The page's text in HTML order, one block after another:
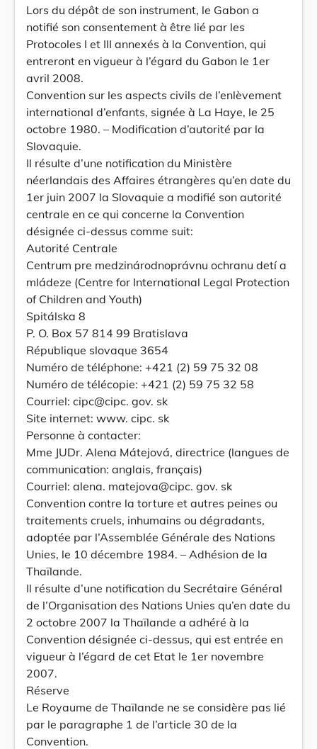
Lors du dépôt de son instrument, le Gabon a
notifié son consentement à être lié par les
Protocoles I et III annexés à la Convention, qui
entreront en vigueur à l’égard du Gabon le 1er
avril 2008.
Convention sur les aspects civils de l’enlèvement
international d’enfants, signée à La Haye, le 25
octobre 1980. – Modification d’autorité par la
Slovaquie.
Il résulte d’une notification du Ministère
néerlandais des Affaires étrangères qu’en date du
1er juin 2007 la Slovaquie a modifié son autorité
centrale en ce qui concerne la Convention
désignée ci-dessus comme suit:
Autorité Centrale
Centrum pre medzinárodnoprávnu ochranu detí a
mládeze (Centre for International Legal Protection
of Children and Youth)
Spitálska 8
P. O. Box 57 814 99 Bratislava
République slovaque 3654
Numéro de téléphone: +421 (2) 59 75 32 08
Numéro de télécopie: +421 (2) 59 75 32 58
Courriel: cipc@cipc. gov. sk
Site internet: www. cipc. sk
Personne à contacter:
Mme JUDr. Alena Mátejová, directrice (langues de
communication: anglais, français)
Courriel: alena. matejova@cipc. gov. sk
Convention contre la torture et autres peines ou
traitements cruels, inhumains ou dégradants,
adoptée par l’Assemblée Générale des Nations
Unies, le 10 décembre 1984. – Adhésion de la
Thaïlande.
Il résulte d’une notification du Secrétaire Général
de l’Organisation des Nations Unies qu’en date du
2 octobre 2007 la Thaïlande a adhéré à la
Convention désignée ci-dessus, qui est entrée en
vigueur à l’égard de cet Etat le 1er novembre
2007.
Réserve
Le Royaume de Thaïlande ne se considère pas lié
par le paragraphe 1 de l’article 30 de la
Convention.